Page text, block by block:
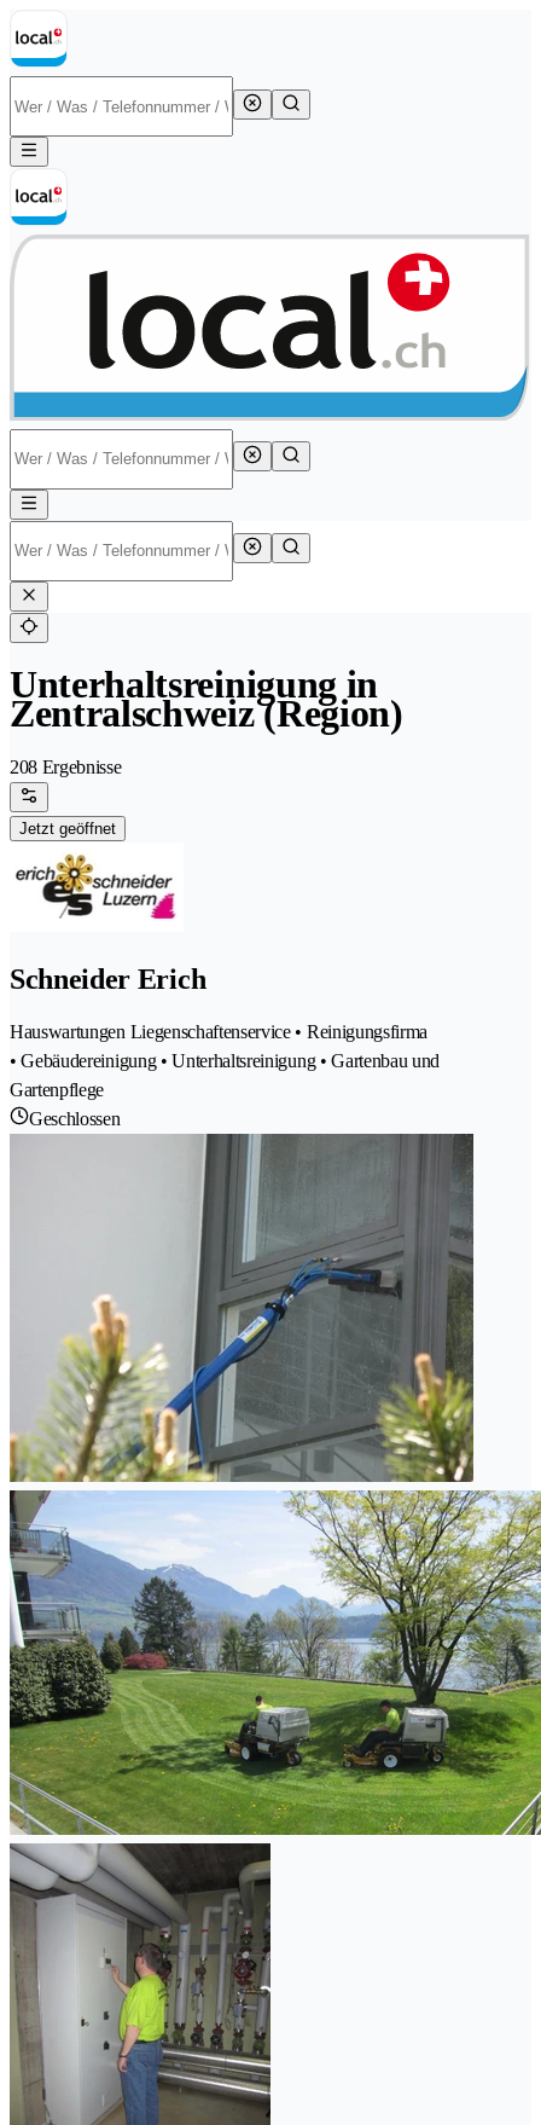
Unterhaltsreinigung in
Zentralschweiz (Region)
208 Ergebnisse
Jetzt geöffnet
Schneider Erich
Hauswartungen Liegenschaftenservice • Reinigungsfirma
• Gebäudereinigung • Unterhaltsreinigung • Gartenbau und
Gartenpflege
Geschlossen